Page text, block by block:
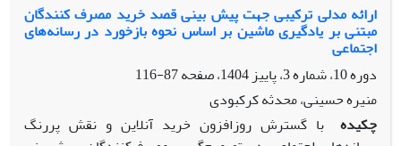
ارائه مدلی ترکیبی جهت پیش بینی قصد خرید مصرف کنندگان
مبتنی بر یادگیری ماشین بر اساس نحوه بازخورد در رسانه‌های
اجتماعی
دوره 10، شماره 3، پاییز 1404، صفحه
87-116
منیره حسینی، محدثه کرکبودی
چکیده با گسترش روزافزون خرید آنلاین و نقش پررنگ